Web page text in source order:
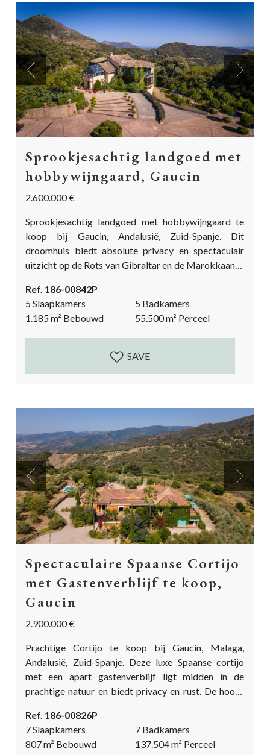
Previous Next
Sprookjesachtig landgoed met
hobbywijngaard, Gaucin
2.600.000 €
Sprookjesachtig landgoed met hobbywijngaard te
koop bij Gaucin, Andalusië, Zuid-Spanje. Dit
droomhuis biedt absolute privacy en spectaculair
uitzicht op de Rots van Gibraltar en de Marokkaanse
alle voorzieningen. Een unieke kans om in de bergen
te wonen, je eigen wijngaard te hebben en je eigen
label biologische wijn te produceren. Het ruim 5
hectare grote perceel heeft 1,5 hectare...
Ref. 186-00842P
5 Slaapkamers
5 Badkamers
1.185m² Bebouwd 55.500m² Perceel
SAVE
Previous Next
Spectaculaire Spaanse Cortijo
met Gastenverblijf te koop,
Gaucin
2.900.000 €
Prachtige Cortijo te koop bij Gaucin, Malaga,
Andalusië, Zuid-Spanje. Deze luxe Spaanse cortijo
met een apart gastenverblijf ligt midden in de
prachtige natuur en biedt privacy en rust. De hoofd
gastenverblijf heeft 3 slaapkamers en 2 badkamers.
Dit prachtige landhuis te koop in de buurt van Gaucín
heeft een eigen olijfgaard en kijkt uit op het
Ref. 186-00826P
7 Slaapkamers
7 Badkamers
807m² Bebouwd 137.504m² Perceel